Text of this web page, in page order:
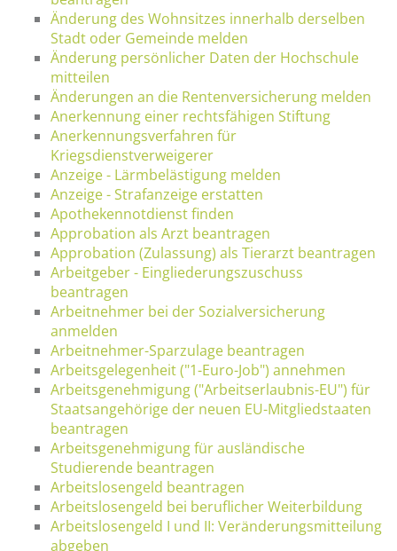
Änderung des Wohnsitzes innerhalb derselben
Stadt oder Gemeinde melden
Änderung persönlicher Daten der Hochschule
mitteilen
Änderungen an die Rentenversicherung melden
Anerkennung einer rechtsfähigen Stiftung
Anerkennungsverfahren für
Kriegsdienstverweigerer
Anzeige - Lärmbelästigung melden
Anzeige - Strafanzeige erstatten
Apothekennotdienst finden
Approbation als Arzt beantragen
Approbation (Zulassung) als Tierarzt beantragen
Arbeitgeber - Eingliederungszuschuss
beantragen
Arbeitnehmer bei der Sozialversicherung
anmelden
Arbeitnehmer-Sparzulage beantragen
Arbeitsgelegenheit ("1-Euro-Job") annehmen
Arbeitsgenehmigung ("Arbeitserlaubnis-EU") für
Staatsangehörige der neuen EU-Mitgliedstaaten
beantragen
Arbeitsgenehmigung für ausländische
Studierende beantragen
Arbeitslosengeld beantragen
Arbeitslosengeld bei beruflicher Weiterbildung
Arbeitslosengeld I und II: Veränderungsmitteilung
abgeben